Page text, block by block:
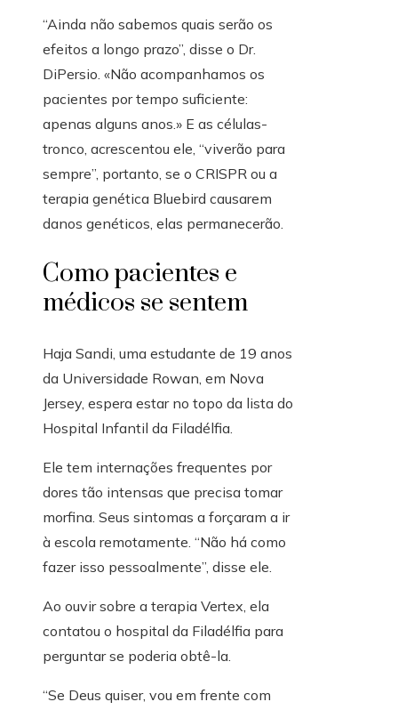
“Ainda não sabemos quais serão os
efeitos a longo prazo”, disse o Dr.
DiPersio. «Não acompanhamos os
pacientes por tempo suficiente:
apenas alguns anos.» E as células-
tronco, acrescentou ele, “viverão para
sempre”, portanto, se o CRISPR ou a
terapia genética Bluebird causarem
danos genéticos, elas permanecerão.
Como pacientes e
médicos se sentem
Haja Sandi, uma estudante de 19 anos
da Universidade Rowan, em Nova
Jersey, espera estar no topo da lista do
Hospital Infantil da Filadélfia.
Ele tem internações frequentes por
dores tão intensas que precisa tomar
morfina. Seus sintomas a forçaram a ir
à escola remotamente. “Não há como
fazer isso pessoalmente”, disse ele.
Ao ouvir sobre a terapia Vertex, ela
contatou o hospital da Filadélfia para
perguntar se poderia obtê-la.
“Se Deus quiser, vou em frente com